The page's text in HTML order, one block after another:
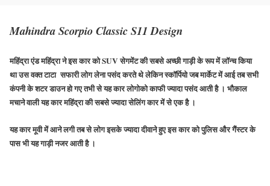
Mahindra Scorpio Classic S11 Design
महिंद्रा एंड महिंद्रा ने इस कार कोSUVसेगमेंट की सबसे अच्छी गाड़ी के रूप में लॉन्च किया
था उस वक्त टाटा सफारी लोग लेना पसंद करते थे लेकिन स्कॉर्पियो जब मार्केट में आई तब सभी
कंपनी के शटर डाउन हो गए तभी से यह कार लोगोको काफी ज्यादा पसंद आती है । भौकाल
मचाने वाली यह कार महिंद्रा की सबसे ज्यादा सेलिंग कार में से एक है ।
यह कार मूवी में आने लगी तब से लोग इसके ज्यादा दीवाने हुए इस कार को पुलिस और गैंस्टर के
पास भी यह गाड़ी नजर आती है ।